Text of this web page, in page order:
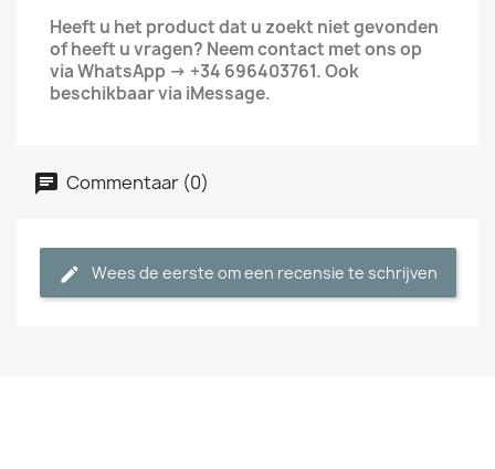
Heeft u het product dat u zoekt niet gevonden
of heeft u vragen? Neem contact met ons op
via WhatsApp → +34 696403761. Ook
beschikbaar via iMessage.
Commentaar (0)
Wees de eerste om een recensie te schrijven